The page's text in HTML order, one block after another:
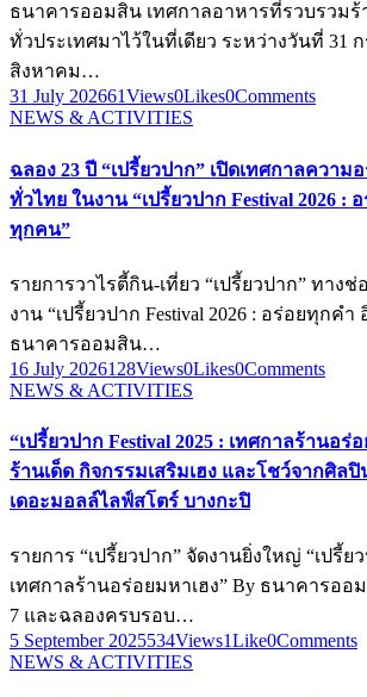
ธนาคารออมสิน เทศกาลอาหารที่รวบรวมร้
ทั่วประเทศมาไว้ในที่เดียว ระหว่างวันที่ 31
สิงหาคม…
31 July 202661Views0Likes0Comments
NEWS & ACTIVITIES
ฉลอง 23 ปี “เปรี้ยวปาก” เปิดเทศกาลความ
ทั่วไทย ในงาน “เปรี้ยวปาก Festival 2026 :
ทุกคน”
รายการวาไรตี้กิน-เที่ยว “เปรี้ยวปาก” ทางช่
งาน “เปรี้ยวปาก Festival 2026 : อร่อยทุกค
ธนาคารออมสิน…
16 July 2026128Views0Likes0Comments
NEWS & ACTIVITIES
“เปรี้ยวปาก Festival 2025 : เทศกาลร้านอร่
ร้านเด็ด กิจกรรมเสริมเฮง และโชว์จากศิลปิ
เดอะมอลล์ไลฟ์สโตร์ บางกะปิ
รายการ “เปรี้ยวปาก” จัดงานยิ่งใหญ่ “เปรี้ยว
เทศกาลร้านอร่อยมหาเฮง” By ธนาคารออ
7 และฉลองครบรอบ…
5 September 2025534Views1Like0Comments
NEWS & ACTIVITIES